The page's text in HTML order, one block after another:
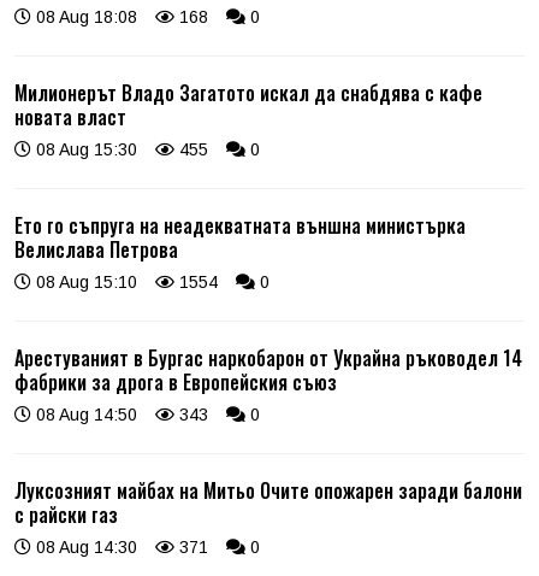
08 Aug 18:08 168 0
Милионерът Владо Загатото искал да снабдява с кафе
новата власт
08 Aug 15:30 455 0
Ето го съпруга на неадекватната външна министърка
Велислава Петрова
08 Aug 15:10 1554 0
Арестуваният в Бургас наркобарон от Украйна ръководел 14
фабрики за дрога в Европейския съюз
08 Aug 14:50 343 0
Луксозният майбах на Митьо Очите опожарен заради балони
с райски газ
08 Aug 14:30 371 0